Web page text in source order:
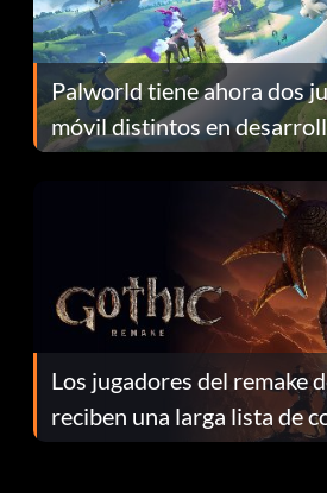
Palworld tiene ahora dos
móvil distintos en
continuación te
Los jugadores del remake
reciben una larga lista de
el parche 1.0.4